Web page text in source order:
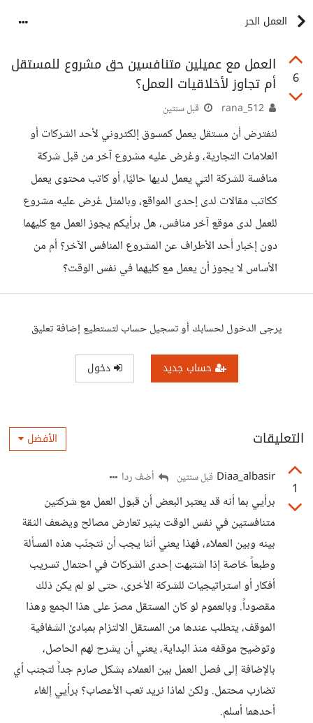
العمل الحر
6
العمل مع عميلين متنافسين حق مشروع للمستقل
أم تجاوز لأخلاقيات العمل؟
قبل سنتين
لنفترض أن مستقل يعمل كمسوق إلكتروني لأحد الشركات أو
العلامات التجارية، وعُرض عليه مشروع آخر من قبل شركة
منافسة للشركة التي يعمل لديها حاليًا، أو كاتب محتوى يعمل
ككاتب مقالات لدى إحدى المواقع، وبالمثل عُرض عليه مشروع
للعمل لدى موقع آخر منافس، هل برأيكم يجوز العمل مع كليهما
دون إخبار أحد الأطراف عن المشروع المنافس الآخر؟ أم من
الأساس لا يجوز أن يعمل مع كليهما في نفس الوقت؟
يرجى الدخول لحسابك أو تسجيل حساب لتستطيع إضافة تعليق
حساب جديد دخول
التعليقات الأفضل
1
Diaa_albasir قبل سنتين أضف ردا
برأيي بما أنه قد يعتبر البعض أن قبول العمل مع شركتين
متنافستين في نفس الوقت يثير تعارض مصالح ويضعف الثقة
بينه وبين العملاء، فهذا يعني أننا يجب أن نتجنّب هذه المسألة
وطبعاً خاصة إذا اشتبهت إحدى الشركات في احتمال تسريب
أفكار أو استراتيجيات للشركة الأخرى، حتى لو لم يكن ذلك
مقصوداً. وبالعموم لو كان المستقل مصرّ على هذا الجمع وهذا
الموقف، يتطلب عندها من المستقل الالتزام بمبادئ الشفافية
وتوضيح موقفه منذ البداية، يعني أن يشرح لهم الحاصل،
بالإضافة إلى فصل العمل بين العملاء بشكل صارم جداً لتجنب أي
تضارب محتمل. ولكن لماذا نريد تعب الأعصاب؟ برأيي إلغاء
أحدهما أسلم.